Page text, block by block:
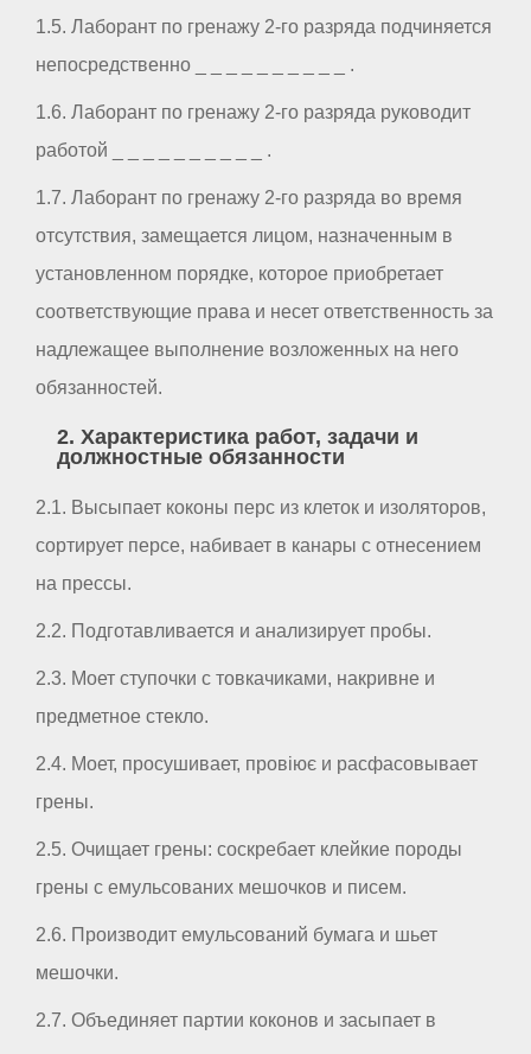
1.5. Лаборант по гренажу 2-го разряда подчиняется
непосредственно _ _ _ _ _ _ _ _ _ _ .
1.6. Лаборант по гренажу 2-го разряда руководит
работой _ _ _ _ _ _ _ _ _ _ .
1.7. Лаборант по гренажу 2-го разряда во время
отсутствия, замещается лицом, назначенным в
установленном порядке, которое приобретает
соответствующие права и несет ответственность за
надлежащее выполнение возложенных на него
обязанностей.
2. Характеристика работ, задачи и
должностные обязанности
2.1. Высыпает коконы перс из клеток и изоляторов,
сортирует персе, набивает в канары с отнесением
на прессы.
2.2. Подготавливается и анализирует пробы.
2.3. Моет ступочки с товкачиками, накривне и
предметное стекло.
2.4. Моет, просушивает, провіює и расфасовывает
грены.
2.5. Очищает грены: соскребает клейкие породы
грены с емульсованих мешочков и писем.
2.6. Производит емульсований бумага и шьет
мешочки.
2.7. Объединяет партии коконов и засыпает в